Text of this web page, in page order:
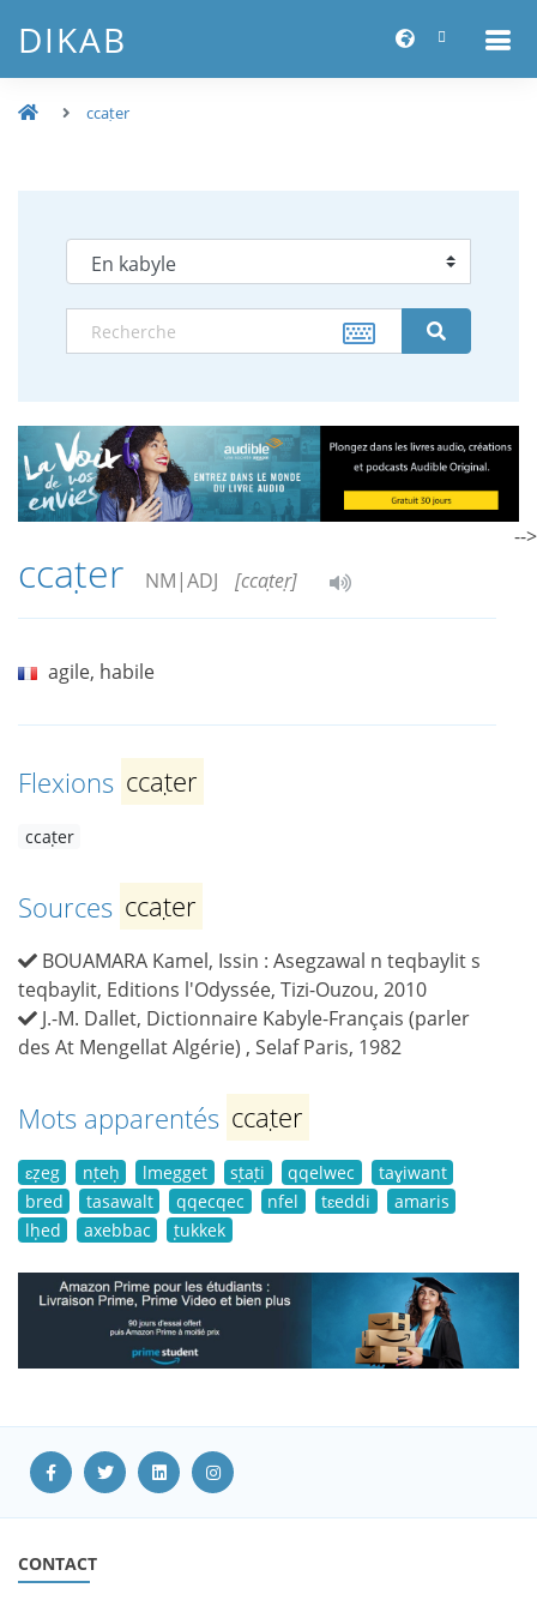
DIKAB
ccaṭer
ccaṭer NM|ADJ [ccaṭeṛ]
agile, habile
Flexions ccaṭer
ccaṭer
Sources ccaṭer
BOUAMARA Kamel, Issin : Asegzawal n teqbaylit s
teqbaylit, Editions l'Odyssée, Tizi-Ouzou, 2010
J.-M. Dallet, Dictionnaire Kabyle-Français (parler
des At Mengellat Algérie) , Selaf Paris, 1982
Mots apparentés ccaṭer
ɛẓeg nṭeḥ lmegget sṭaṭi qqelwec
taɣiwant
bred
tasawalt qqecqec nfel tɛeddi
amaris
lḥed
axebbac ṭukkek
-->
CONTACT